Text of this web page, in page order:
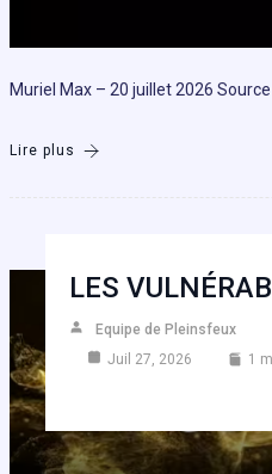
Muriel Max – 20 juillet 2026
Lire plus
LES
Equipe de Pleinsfeux
Juil 27, 2026
1